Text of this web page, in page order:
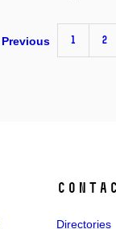
Previous 1 2
Directories